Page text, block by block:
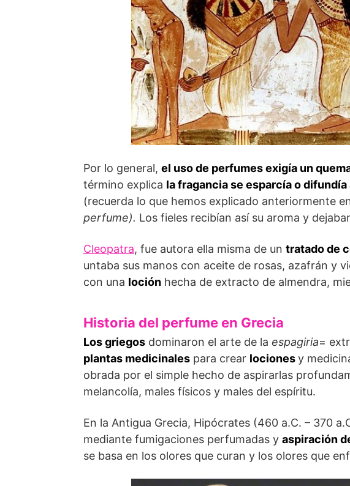
Por lo general, el uso de perfumes exigía un
término explica la fragancia se esparcía o
(recuerda lo que hemos explicado anteriormente
perfume). Los fieles recibían así su aroma y
Cleopatra, fue autora ella misma de un tratado de
untaba sus manos con aceite de rosas, azafrán y
con una loción hecha de extracto de almendra,
Historia del perfume en Grecia
Los griegos dominaron el arte de la espagiria=
plantas medicinales para crear locionesy
obrada por el simple hecho de aspirarlas
melancolía, males físicos y males del espíritu.
En la Antigua Grecia, Hipócrates (460 a.C. – 370
mediante fumigaciones perfumadas y aspiración
se basa en los olores que curan y los olores que